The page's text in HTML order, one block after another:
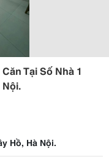
Tại Số Nhà 1
Nội.
Hồ, Hà Nội.